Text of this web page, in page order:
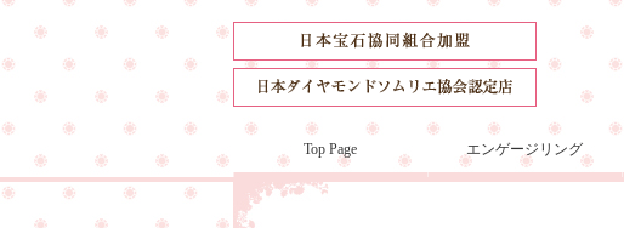
Top Page エンゲージリング